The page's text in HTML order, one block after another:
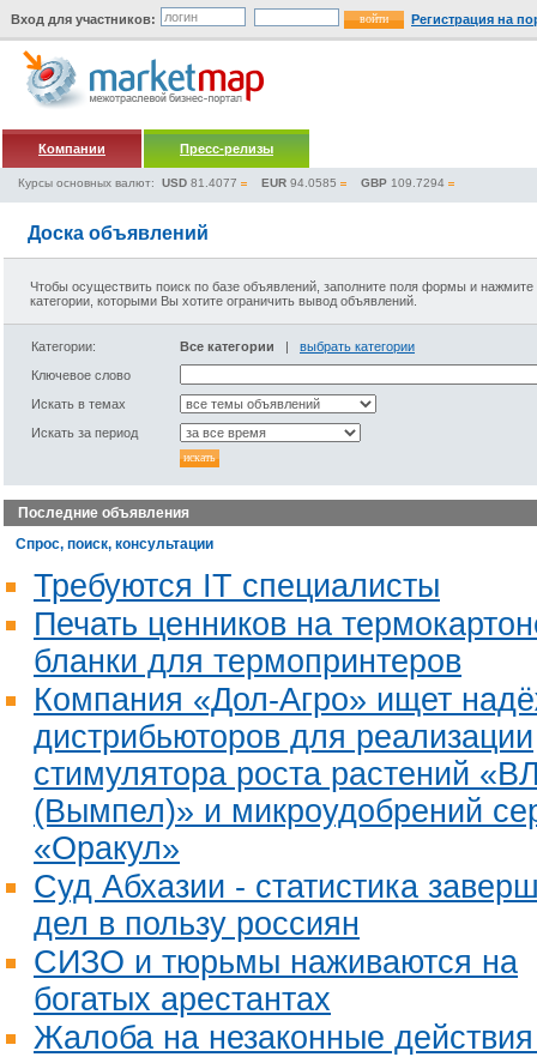
Вход для участников: Регистрация на
Компании Пресс-релизы
Курсы основных валют: USD 81.4077 EUR 94.0585 GBP 109.7294
Доска объявлений
Чтобы осуществить поиск по базе объявлений, заполните поля формы и
категории, которыми Вы хотите ограничить вывод объявлений.
Категории: Все категории | выбрать категории
Ключевое слово
Искать в темах
Искать за период
Последние объявления
Спрос, поиск, консультации
Требуются IT специалисты
Печать ценников на
бланки для термопринтеров
Компания «Дол-Агро» ищет
дистрибьюторов для реализации
стимулятора роста растений
(Вымпел)» и микроудобрений
«Оракул»
Суд Абхазии - статистика
дел в пользу россиян
СИЗО и тюрьмы наживаются на
богатых арестантах
Жалоба на незаконные